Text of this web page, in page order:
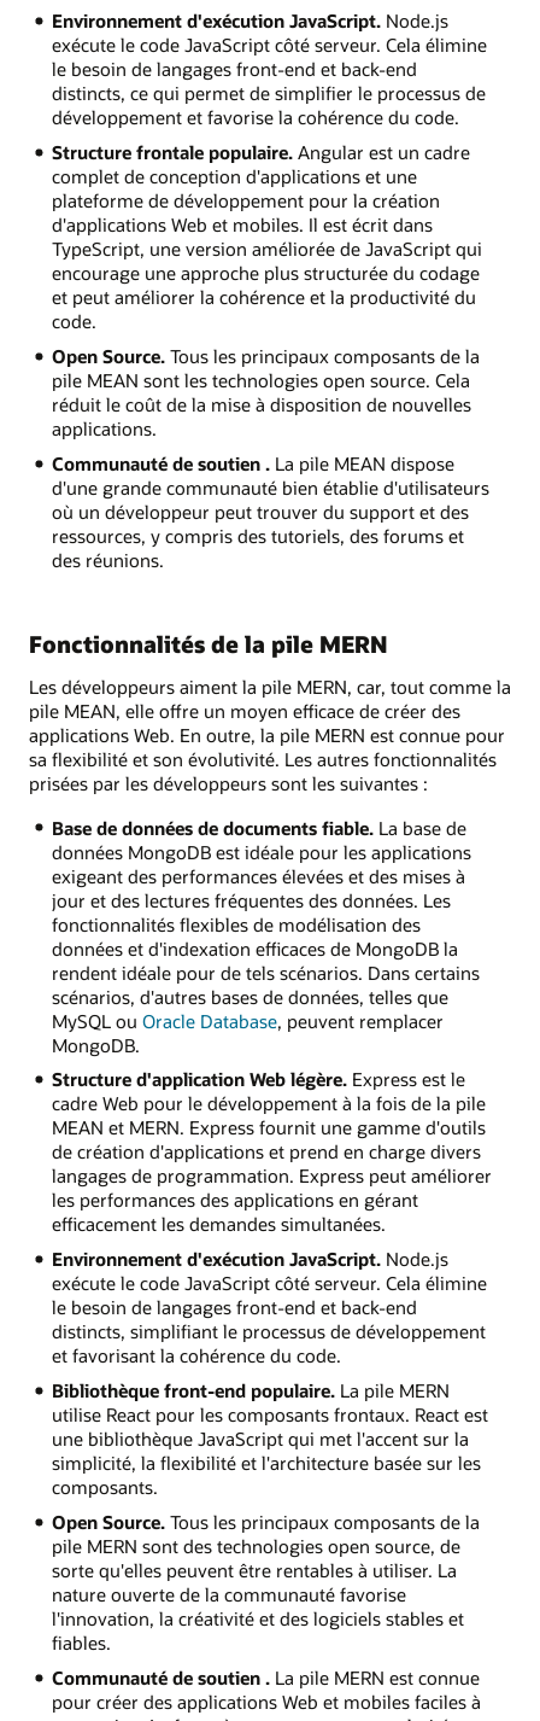
Environnement d'exécution JavaScript.Node.js
exécute le code JavaScript côté serveur. Cela élimine
le besoin de langages front-end et back-end
distincts, ce qui permet de simplifier le processus de
développement et favorise la cohérence du code.
Structure frontale populaire.Angular est un cadre
complet de conception d'applications et une
plateforme de développement pour la création
d'applications Web et mobiles. Il est écrit dans
TypeScript, une version améliorée de JavaScript qui
encourage une approche plus structurée du codage
et peut améliorer la cohérence et la productivité du
code.
Open Source.Tous les principaux composants de la
pile MEAN sont les technologies open source. Cela
réduit le coût de la mise à disposition de nouvelles
applications.
Communauté de soutien .La pile MEAN dispose
d'une grande communauté bien établie d'utilisateurs
où un développeur peut trouver du support et des
ressources, y compris des tutoriels, des forums et
des réunions.
Fonctionnalités de la pile MERN
Les développeurs aiment la pile MERN, car, tout comme la
pile MEAN, elle offre un moyen efficace de créer des
applications Web. En outre, la pile MERN est connue pour
sa flexibilité et son évolutivité. Les autres fonctionnalités
prisées par les développeurs sont les suivantes :
Base de données de documents fiable.La base de
données MongoDB est idéale pour les applications
exigeant des performances élevées et des mises à
jour et des lectures fréquentes des données. Les
fonctionnalités flexibles de modélisation des
données et d'indexation efficaces de MongoDB la
rendent idéale pour de tels scénarios. Dans certains
scénarios, d'autres bases de données, telles que
MySQL ou Oracle Database, peuvent remplacer
MongoDB.
Structure d'application Web légère.Express est le
cadre Web pour le développement à la fois de la pile
MEAN et MERN. Express fournit une gamme d'outils
de création d'applications et prend en charge divers
langages de programmation. Express peut améliorer
les performances des applications en gérant
efficacement les demandes simultanées.
Environnement d'exécution JavaScript.Node.js
exécute le code JavaScript côté serveur. Cela élimine
le besoin de langages front-end et back-end
distincts, simplifiant le processus de développement
et favorisant la cohérence du code.
Bibliothèque front-end populaire.La pile MERN
utilise React pour les composants frontaux. React est
une bibliothèque JavaScript qui met l'accent sur la
simplicité, la flexibilité et l'architecture basée sur les
composants.
Open Source.Tous les principaux composants de la
pile MERN sont des technologies open source, de
sorte qu'elles peuvent être rentables à utiliser. La
nature ouverte de la communauté favorise
l'innovation, la créativité et des logiciels stables et
fiables.
Communauté de soutien .La pile MERN est connue
pour créer des applications Web et mobiles faciles à